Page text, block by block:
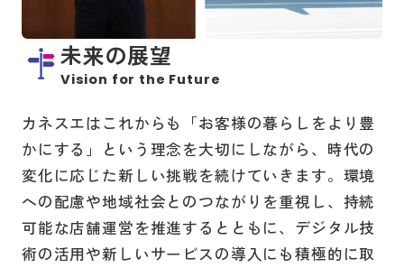
未来の展望
Vision for the Future
カネスエはこれからも「お客様の暮らしをより豊
かにする」という理念を大切にしながら、時代の
変化に応じた新しい挑戦を続けていきます。環境
への配慮や地域社会とのつながりを重視し、持続
可能な店舗運営を推進するとともに、デジタル技
術の活用や新しいサービスの導入にも積極的に取